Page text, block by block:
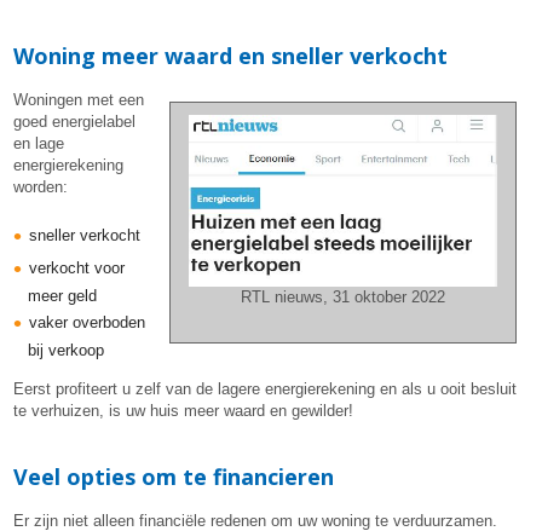
Woning meer waard en sneller verkocht
RTL nieuws, 31 oktober 2022
Woningen met een
goed energielabel
en lage
energierekening
worden:
sneller verkocht
verkocht voor
meer geld
vaker overboden
bij verkoop
Eerst profiteert u zelf van de lagere energierekening en als u ooit besluit
te verhuizen, is uw huis meer waard en gewilder!
Veel opties om te financieren
Er zijn niet alleen financiële redenen om uw woning te verduurzamen.